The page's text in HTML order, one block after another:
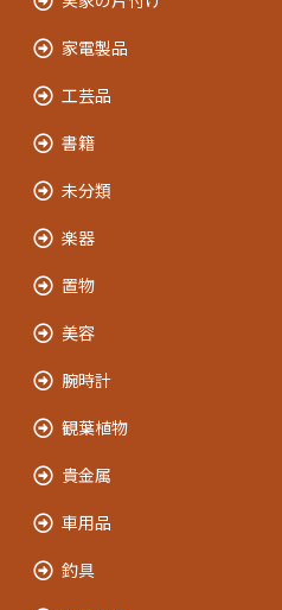
家電製品
工芸品
書籍
未分類
楽器
置物
美容
腕時計
観葉植物
貴金属
車用品
釣具